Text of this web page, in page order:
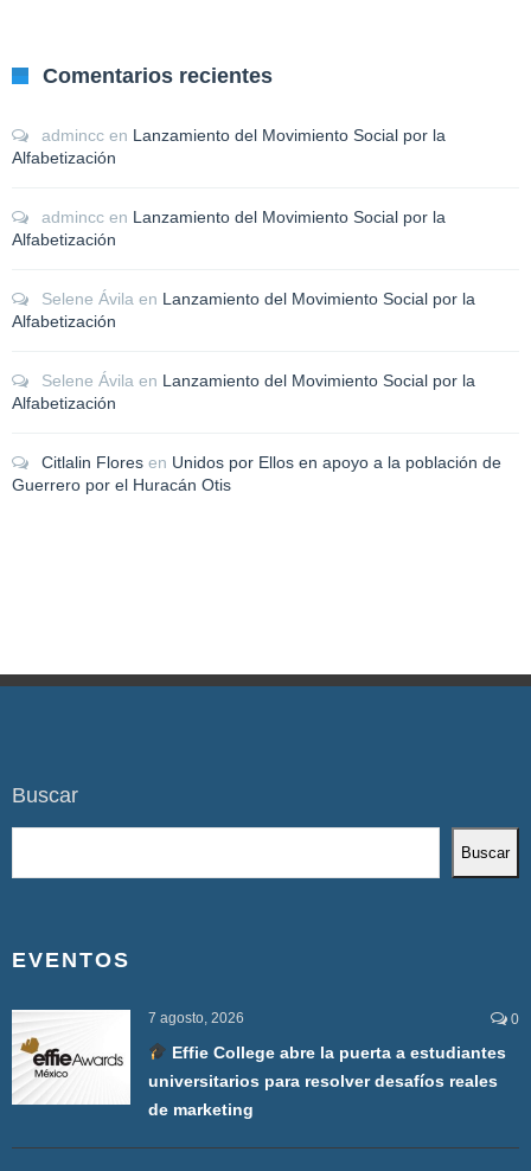
Comentarios recientes
admincc en Lanzamiento del Movimiento Social por la
Alfabetización
admincc en Lanzamiento del Movimiento Social por la
Alfabetización
Selene Ávila en Lanzamiento del Movimiento Social por la
Alfabetización
Selene Ávila en Lanzamiento del Movimiento Social por la
Alfabetización
Citlalin Flores en Unidos por Ellos en apoyo a la población de
Guerrero por el Huracán Otis
Buscar
Buscar
EVENTOS
7 agosto, 2026 0
Effie College abre la puerta a estudiantes
universitarios para resolver desafíos reales
de marketing